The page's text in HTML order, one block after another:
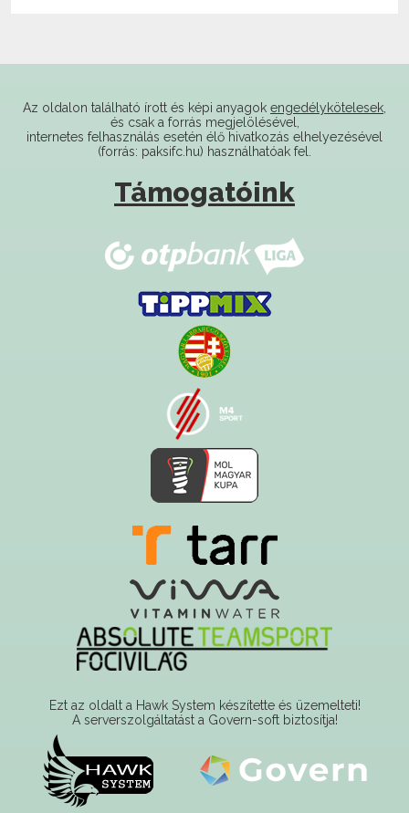
internetes felhasználás esetén élő hivatkozás elhelyezésével
(forrás: paksifc.hu) használhatóak fel.
Támogatóink
Ezt az oldalt a Hawk System készítette és üzemelteti!